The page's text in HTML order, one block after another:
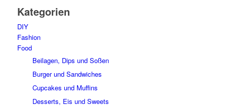
Kategorien
DIY
Fashion
Food
Beilagen, Dips und Soßen
Burger und Sandwiches
Cupcakes und Muffins
Desserts, Eis und Sweets